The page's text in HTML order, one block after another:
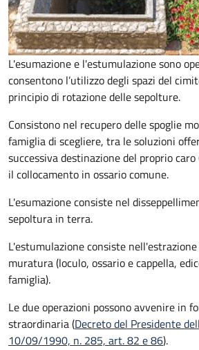
L'esumazione e l'estumulazione sono
consentono l’utilizzo degli spazi del
principio di rotazione delle sepolture.
Consistono nel recupero delle spoglie
famiglia di scegliere, tra le soluzioni
successiva destinazione del proprio
il collocamento in ossario comune.
L'esumazione consiste nel
sepoltura in terra.
L'estumulazione consiste
muratura (loculo, ossario e cappella,
famiglia).
Le due operazioni possono avvenire in
straordinaria (Decreto del Presidente
10/09/1990, n. 285, art. 82 e 86).